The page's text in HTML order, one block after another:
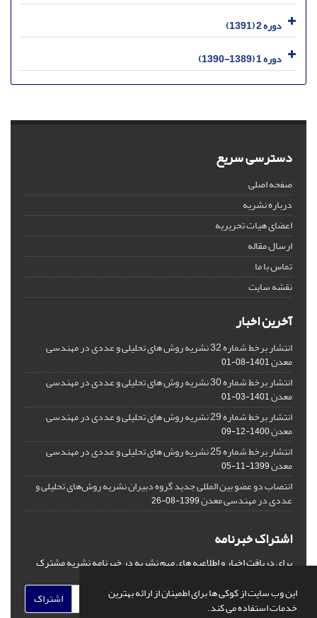
این وب سایت از کوکی ها برای اطمینان از ارائه بهترین
خدمات استفاده می کند.
دوره 2 (1391)
دوره 1 (1389-1390)
دسترسی سریع
صفحه اصلی
درباره نشریه
اعضای هیات تحریریه
ارسال مقاله
تماس با ما
نقشه سایت
آخرین اخبار
انتشار برخط شماره 32 نشریه روش های تحلیلی و عددی در مهندسی
معدن1401-08-01
انتشار برخط شماره 30 نشریه روش های تحلیلی و عددی در مهندسی
معدن1401-03-01
انتشار برخط شماره 29 نشریه روش های تحلیلی و عددی در مهندسی
معدن1400-12-09
انتشار برخط شماره 25 نشریه روش های تحلیلی و عددی در مهندسی
معدن1399-11-05
انتصاب دو عضو بین المللی جدید گروه دبیران نشریه روش‌های تحلیلی و
عددی در مهندسی معدن1399-08-26
اشتراک خبرنامه
برای دریافت اخبار و اطلاعیه های مهم نشریه در خبرنامه نشریه مشترک
اشتراک